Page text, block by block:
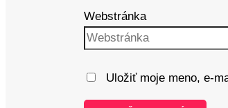
Webstránka
Uložiť moje meno, e-